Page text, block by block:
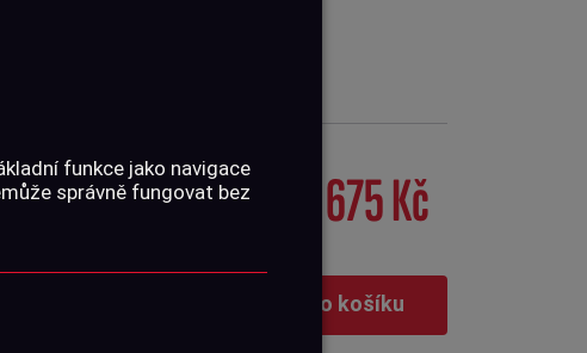
funkce jako navigace
správně fungovat bez
4 675 Kč
Vložit do košíku